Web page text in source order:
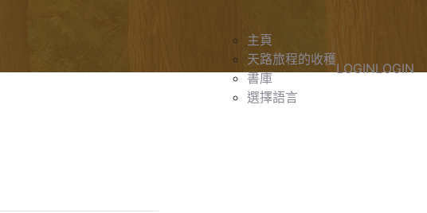
主頁
天路旅程的收穫
書庫
選擇語言
LOGINLOGIN